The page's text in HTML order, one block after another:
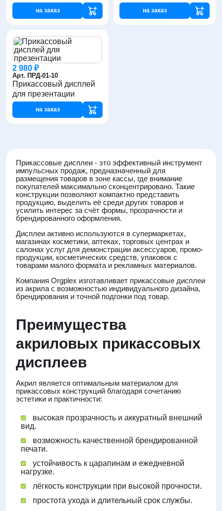
на заказ на заказ
2 980 ₽
Арт. ПРД-01-10
Прикассовый дисплей
для презентации
на заказ
Прикассовые дисплеи - это эффективный инструмент
импульсных продаж, предназначенный для
размещения товаров в зоне кассы, где внимание
покупателей максимально сконцентрировано. Такие
конструкции позволяют компактно представить
продукцию, выделить её среди других товаров и
усилить интерес за счёт формы, прозрачности и
брендированного оформления.
Дисплеи активно используются в супермаркетах,
магазинах косметики, аптеках, торговых центрах и
салонах услуг для демонстрации аксессуаров, промо-
продукции, косметических средств, упаковок с
товарами малого формата и рекламных материалов.
Компания Orgplex изготавливает прикассовые дисплеи
из акрила с возможностью индивидуального дизайна,
брендирования и точной подгонки под товар.
Преимущества
акриловых прикассовых
дисплеев
Акрил является оптимальным материалом для
прикассовых конструкций благодаря сочетанию
эстетики и практичности:
высокая прозрачность и аккуратный внешний
вид.
возможность качественной брендированной
печати.
устойчивость к царапинам и ежедневной
нагрузке.
лёгкость конструкции при высокой прочности.
простота ухода и длительный срок службы.